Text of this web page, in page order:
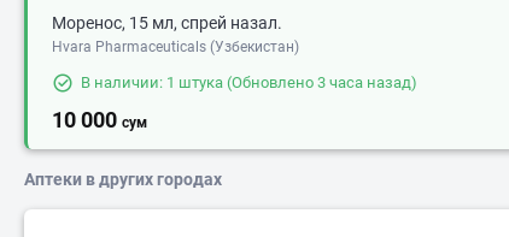
Моренос, 15 мл, спрей назал.
Hvara Pharmaceuticals (Узбекистан)
В наличии: 1 штука (Обновлено 3 часа назад)
10 000 сум
Аптеки в других городах